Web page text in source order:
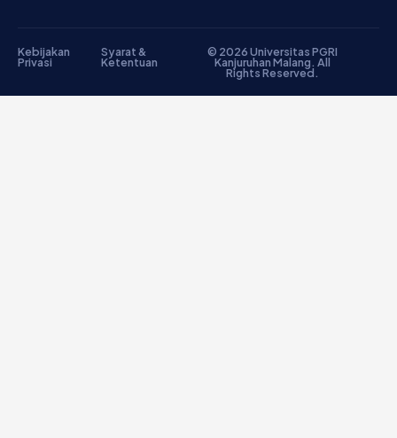
© 2026 Universitas PGRI
Kanjuruhan Malang. All
Rights Reserved.
Kebijakan
Privasi
Syarat &
Ketentuan